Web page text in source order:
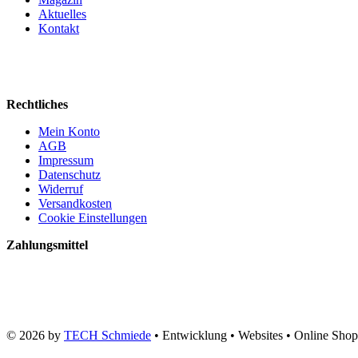
Aktuelles
Kontakt
Rechtliches
Mein Konto
AGB
Impressum
Datenschutz
Widerruf
Versandkosten
Cookie Einstellungen
Zahlungsmittel
© 2026 by TECH Schmiede • Entwicklung • Websites • Online